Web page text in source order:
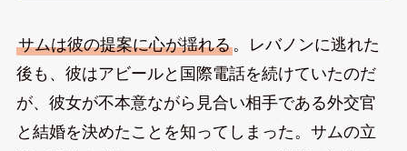
サムは彼の提案に心が揺れる。レバノンに逃れた
後も、彼はアビールと国際電話を続けていたのだ
が、彼女が不本意ながら見合い相手である外交官
と結婚を決めたことを知ってしまった。サムの立